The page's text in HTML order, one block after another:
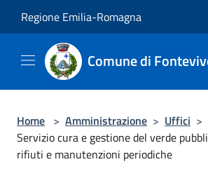
Regione Emilia-Romagna
Comune di
Home > Amministrazione > Uffici >
Servizio cura e gestione del verde
rifiuti e manutenzioni periodiche